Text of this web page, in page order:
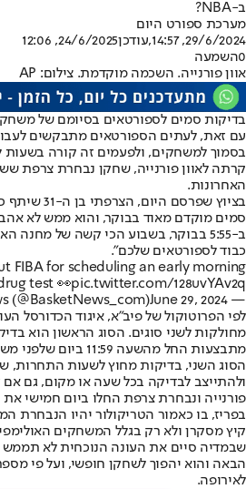
ב-NBA?
מערכת ספורט היום
29/6/2024, 14:57
,עודכן24/6/2025, 12:06
0השמעה
אוון פורנייה. השכמה מוקדמת. צילום: AP
בדיקות סמים לספורטאים בסיומם של
עם זאת, לעתים הספורטאים מתבקשים
בסמוך למשחקים, ולפעמים זה קורה בשעות
האחרונות.
בציוץ שפרסם
סמים מוקדם מאוד בבוקר, והוא ממש לא
ב-5:55 בבוקר, בשבוע הכי קשה של מחנה
כבוד לספורטאים שלכם".
FIBA for scheduling an early morning
test 👀pic.twitter.com/128uvYAv2q
— BasketNews (@BasketNews_com)
June 29, 2024
לפי הפרוטוקול של פיב"א, איגוד הכדורסל
מחולקות לשני סוגים. הסוג הראשון הוא
מתבצעות החל מהשעה
הסוג השני, בדיקות מחוץ לשעות התחרות,
ולהתייצב לבדיקה בכל שעה או מקום, גם אם
פורנייה ונבחרת צרפת החלו ביום חמישי את
בפריז, בו כאמור הטריקולור יהיו הנבחרת
קיץ מסקרן ולא רק בגלל המשחקים
שבמדיה סיים את העונה הנוכחית לא תממש
הבאה והוא יהפוך לשחקן חופשי, ועל פי
לאירופה.